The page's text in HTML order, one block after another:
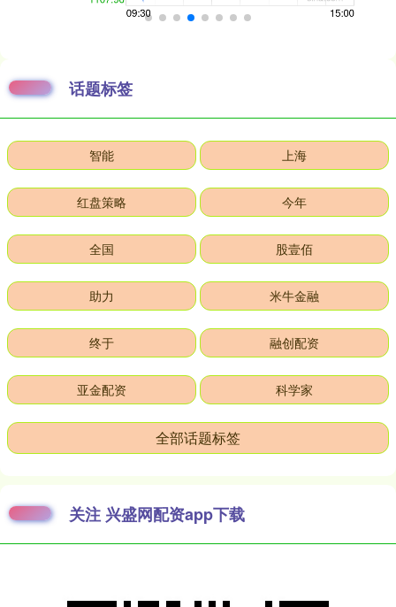
话题标签
智能 上海
红盘策略 今年
全国 股壹佰
助力 米牛金融
终于 融创配资
亚金配资 科学家
全部话题标签
关注 兴盛网配资app下载